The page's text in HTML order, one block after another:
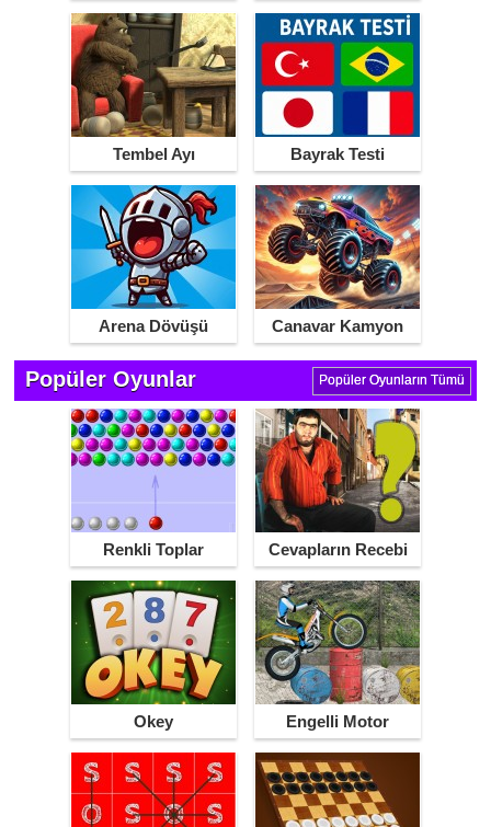
Tembel Ayı Bayrak Testi
Arena Dövüşü
Canavar Kamyon
Yarışı
Popüler Oyunlar Popüler Oyunların Tümü
Renkli Toplar Cevapların Recebi
Okey
Engelli Motor
Parkuru